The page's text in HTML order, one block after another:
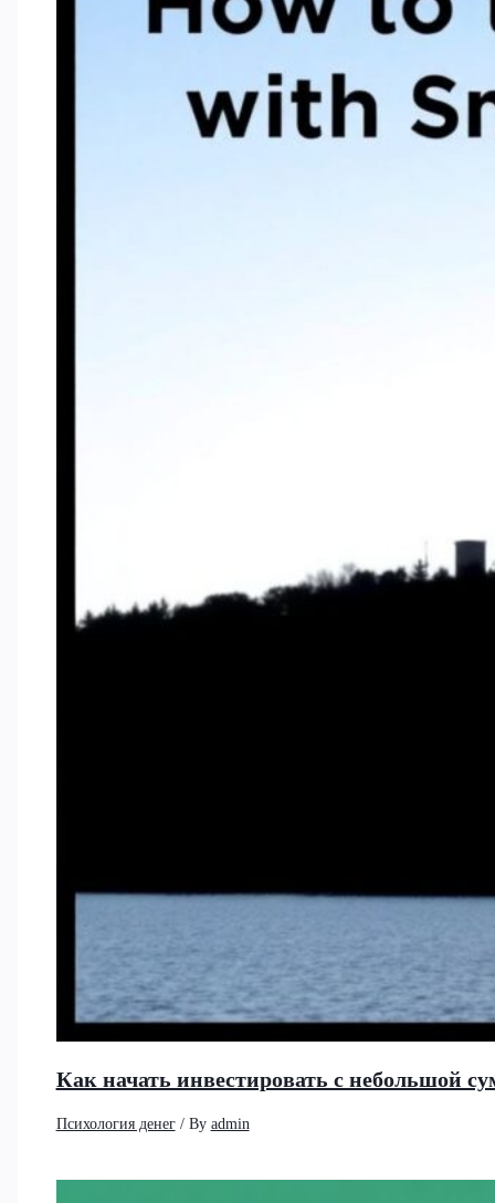
Как начать инвестировать с небольшой
Психология денег/ By admin